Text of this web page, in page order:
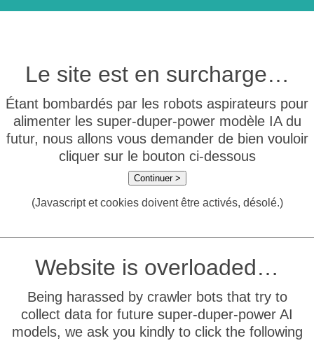
Le site est en surcharge…
Étant bombardés par les robots aspirateurs pour
alimenter les super-duper-power modèle IA du
futur, nous allons vous demander de bien vouloir
cliquer sur le bouton ci-dessous
Continuer >
(Javascript et cookies doivent être activés, désolé.)
Website is overloaded…
Being harassed by crawler bots that try to
collect data for future super-duper-power AI
models, we ask you kindly to click the following